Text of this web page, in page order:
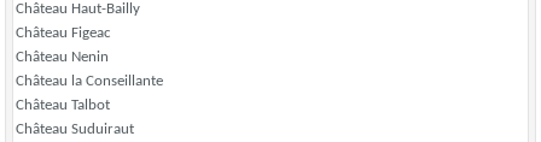
Château Haut-Bailly
Château Figeac
Château Nenin
Château la Conseillante
Château Talbot
Château Suduiraut